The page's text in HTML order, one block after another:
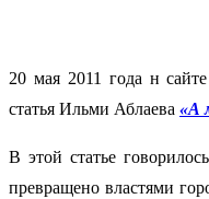
20 мая 2011 года н
статья Ильми Аблаева «А
В этой статье
превращено властями